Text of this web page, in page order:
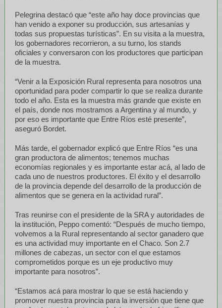
Pelegrina destacó que “este año hay doce provincias que
han venido a exponer su producción, sus artesanías y
todas sus propuestas turísticas”. En su visita a la muestra,
los gobernadores recorrieron, a su turno, los stands
oficiales y conversaron con los productores que participan
de la muestra.
“Venir a la Exposición Rural representa para nosotros una
oportunidad para poder compartir lo que se realiza durante
todo el año. Esta es la muestra más grande que existe en
el país, donde nos mostramos a Argentina y al mundo, y
por eso es importante que Entre Ríos esté presente”,
aseguró Bordet.
Más tarde, el gobernador explicó que Entre Ríos “es una
gran productora de alimentos; tenemos muchas
economías regionales y es importante estar acá, al lado de
cada uno de nuestros productores. El éxito y el desarrollo
de la provincia depende del desarrollo de la producción de
alimentos que se genera en la actividad rural”.
Tras reunirse con el presidente de la SRA y autoridades de
la institución, Peppo comentó: “Después de mucho tiempo,
volvemos a la Rural representando al sector ganadero que
es una actividad muy importante en el Chaco. Son 2.7
millones de cabezas, un sector con el que estamos
comprometidos porque es un eje productivo muy
importante para nosotros”.
“Estamos acá para mostrar lo que se está haciendo y
promover nuestra provincia para la inversión que tiene que